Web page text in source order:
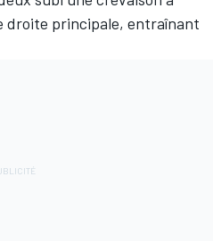
droite principale, entraînant